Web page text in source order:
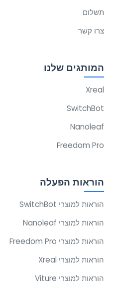
תשלום
צרו קשר
המותגים שלנו
Xreal
SwitchBot
Nanoleaf
Freedom Pro
הוראות הפעלה
הוראות למוצרי SwitchBot
הוראות למוצרי Nanoleaf
הוראות למוצרי Freedom Pro
הוראות למוצרי Xreal
הוראות למוצרי Viture